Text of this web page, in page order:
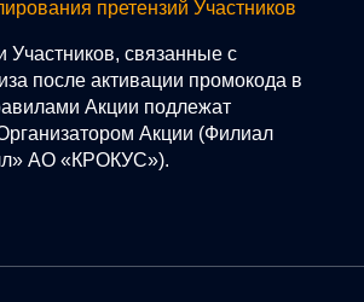
претензий Участников
Участников, связанные с
после активации промокода в
Акции подлежат
Акции (Филиал
АО «КРОКУС»).